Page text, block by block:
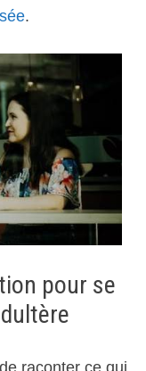
.
pour se